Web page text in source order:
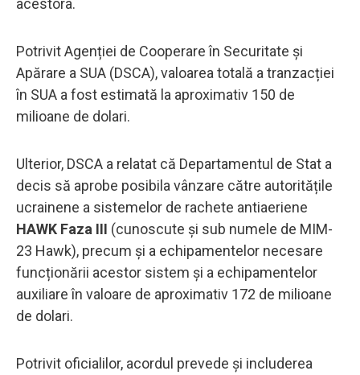
Potrivit Agenției de Cooperare în Securitate și
Apărare a SUA (DSCA), valoarea totală a tranzacției
în SUA a fost estimată la aproximativ 150 de
milioane de dolari.
Ulterior, DSCA a relatat că Departamentul de Stat a
decis să aprobe posibila vânzare către autoritățile
ucrainene a sistemelor de rachete antiaeriene
HAWK Faza III (cunoscute și sub numele de MIM-
23 Hawk), precum și a echipamentelor necesare
funcționării acestor sistem și a echipamentelor
auxiliare în valoare de aproximativ 172 de milioane
de dolari.
Potrivit oficialilor, acordul prevede și includerea